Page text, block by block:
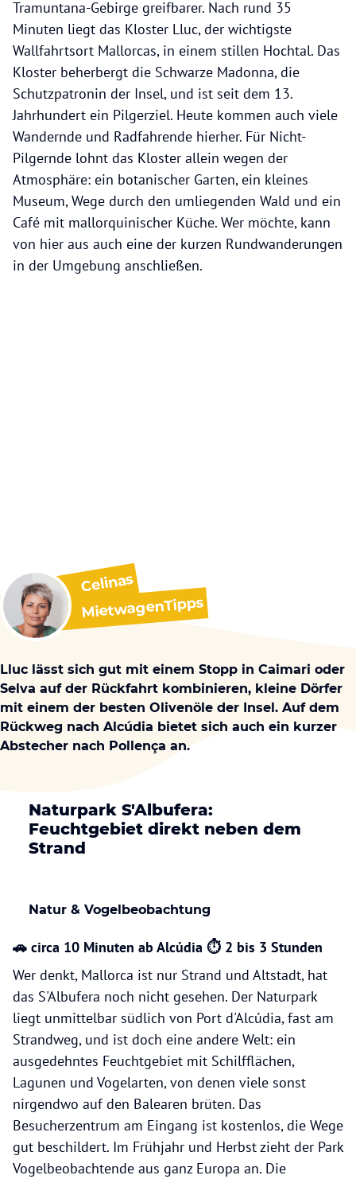
Tramuntana-Gebirge greifbarer. Nach rund 35
Minuten liegt das Kloster Lluc, der wichtigste
Wallfahrtsort Mallorcas, in einem stillen Hochtal. Das
Kloster beherbergt die Schwarze Madonna, die
Schutzpatronin der Insel, und ist seit dem 13.
Jahrhundert ein Pilgerziel. Heute kommen auch viele
Wandernde und Radfahrende hierher. Für Nicht-
Pilgernde lohnt das Kloster allein wegen der
Atmosphäre: ein botanischer Garten, ein kleines
Museum, Wege durch den umliegenden Wald und ein
Café mit mallorquinischer Küche. Wer möchte, kann
von hier aus auch eine der kurzen Rundwanderungen
in der Umgebung anschließen.
Celinas
MietwagenTipps
Lluc lässt sich gut mit einem Stopp in Caimari oder
Selva auf der Rückfahrt kombinieren, kleine Dörfer
mit einem der besten Olivenöle der Insel. Auf dem
Rückweg nach Alcúdia bietet sich auch ein kurzer
Abstecher nach Pollença an.
Naturpark S'Albufera:
Feuchtgebiet direkt neben dem
Strand
Natur & Vogelbeobachtung
🚗 circa 10 Minuten ab Alcúdia ⏱ 2 bis 3 Stunden
Wer denkt, Mallorca ist nur Strand und Altstadt, hat
das S'Albufera noch nicht gesehen. Der Naturpark
liegt unmittelbar südlich von Port d'Alcúdia, fast am
Strandweg, und ist doch eine andere Welt: ein
ausgedehntes Feuchtgebiet mit Schilfflächen,
Lagunen und Vogelarten, von denen viele sonst
nirgendwo auf den Balearen brüten. Das
Besucherzentrum am Eingang ist kostenlos, die Wege
gut beschildert. Im Frühjahr und Herbst zieht der Park
Vogelbeobachtende aus ganz Europa an. Die